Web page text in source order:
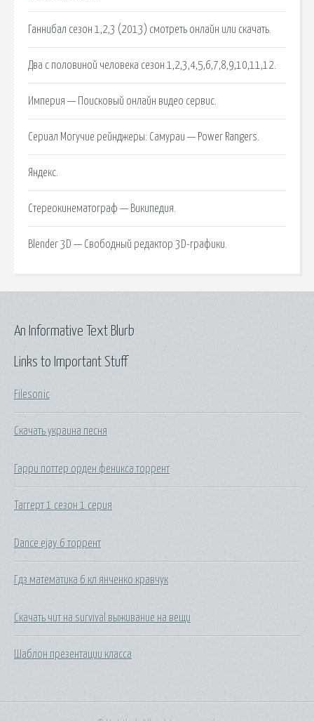
Ганнибал сезон 1,2,3 (2013) смотреть онлайн или скачать.
Два с половиной человека сезон 1,2,3,4,5,6,7,8,9,10,11,12.
Империя — Поисковый онлайн видео сервис.
Сериал Могучие рейнджеры: Самураи — Power Rangers.
Яндекс.
Стереокинематограф — Википедия.
Blender 3D — Свободный редактор 3D-графики.
Links to Important Stuff
Filesonic
Скачать украина песня
Гарри поттер орден феникса торрент
Таггерт 1 сезон 1 серия
Dance ejay 6 торрент
Гдз математика 6 кл янченко кравчук
Скачать чит на survival выживание на вещи
Шаблон презентации класса
An Informative Text Blurb